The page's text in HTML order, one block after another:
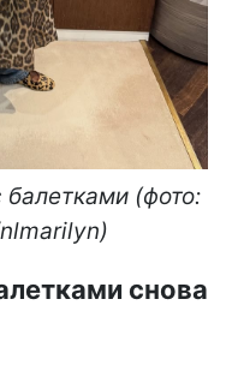
(фото:
снова